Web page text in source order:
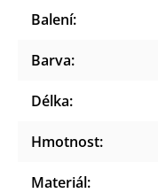
Balení:
Barva:
Délka:
Hmotnost:
Materiál: